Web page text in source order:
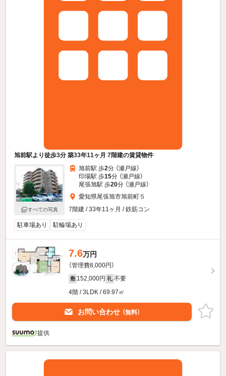
旭前駅より徒歩3分 築33年11ヶ月 7階建の賃貸物件
すべての写真
旭前駅 歩2分 （瀬戸線）
印場駅 歩15分 （瀬戸線）
尾張旭駅 歩20分 （瀬戸線）
愛知県尾張旭市旭前町５
7階建 / 33年11ヶ月 / 鉄筋コン
駐車場あり 駐輪場あり
7.6万円
（管理費8,000円）
敷 152,000円 礼 不要
4階 / 3LDK / 69.97㎡
お問い合わせ （無料）
提供